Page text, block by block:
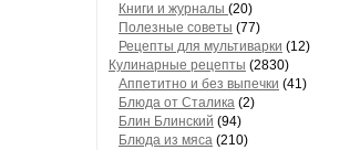
Книги и журналы (20)
Полезные советы (77)
Рецепты для мультиварки (12)
Кулинарные рецепты (2830)
Аппетитно и без выпечки (41)
Блюда от Сталика (2)
Блин Блинский (94)
Блюда из мяса (210)